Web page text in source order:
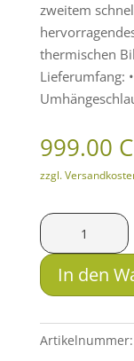
zweitem
thermischen
Lieferumfang:
999.00
zzgl.
ThermTec
Cyclone
325
In den
Artikelnummer: